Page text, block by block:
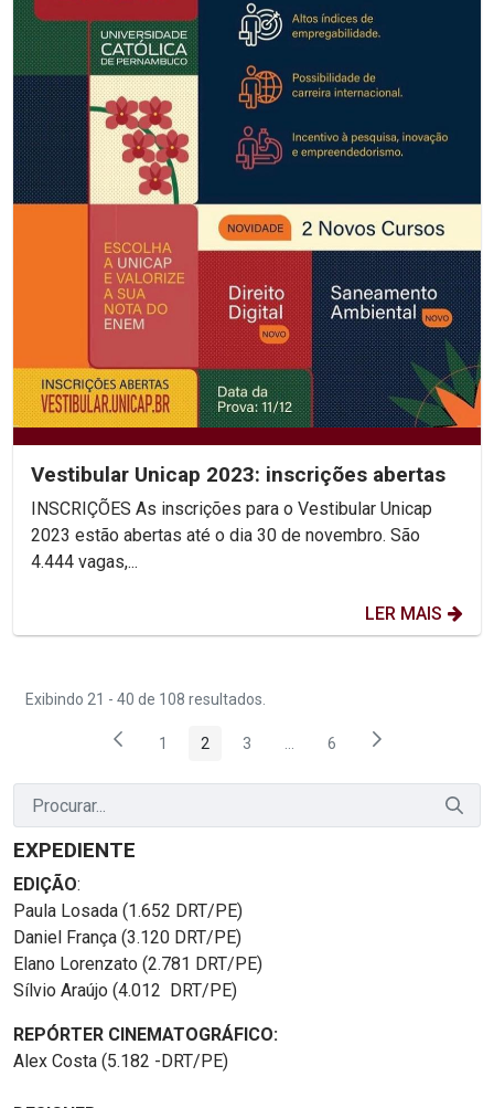
Vestibular Unicap 2023: inscrições abertas
INSCRIÇÕES As inscrições para o Vestibular Unicap
2023 estão abertas até o dia 30 de novembro. São
4.444 vagas,...
LER MAIS
Exibindo 21 - 40 de 108 resultados.
Página
1 Página
2 Página
3 ...Páginas intermediárias Usar
Página
6
EXPEDIENTE
EDIÇÃO:
Paula Losada (1.652 DRT/PE)
Daniel França (3.120 DRT/PE)
Elano Lorenzato (2.781 DRT/PE)
Sílvio Araújo (4.012 DRT/PE)
REPÓRTER CINEMATOGRÁFICO:
Alex Costa (5.182 -DRT/PE)